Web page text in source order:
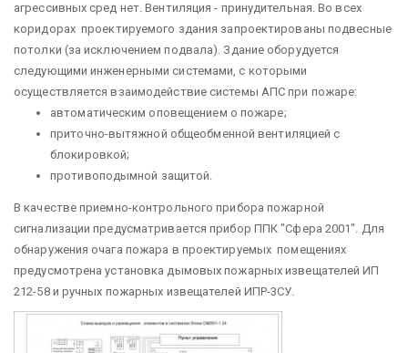
агрессивных сред нет. Вентиляция - принудительная. Во всех
коридорах проектируемого здания запроектированы подвесные
потолки (за исключением подвала). Здание оборудуется
следующими инженерными системами, с которыми
осуществляется взаимодействие системы АПС при пожаре:
автоматическим оповещением о пожаре;
приточно-вытяжной общеобменной вентиляцией с
блокировкой;
противоподымной защитой.
В качестве приемно-контрольного прибора пожарной
сигнализации предусматривается прибор ППК "Сфера 2001". Для
обнаружения очага пожара в проектируемых помещениях
предусмотрена установка дымовых пожарных извещателей ИП
212-58 и ручных пожарных извещателей ИПР-3СУ.